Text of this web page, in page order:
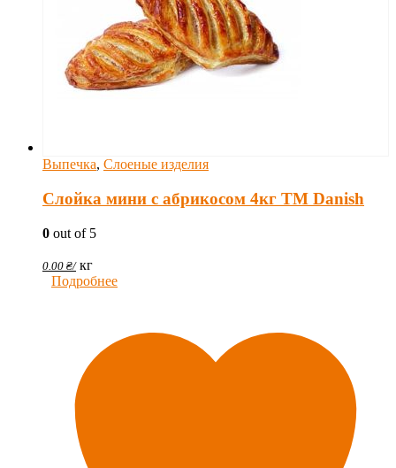
Выпечка, Слоеные изделия
Слойка мини с абрикосом 4кг ТМ Danish
0 out of 5
0.00 ₴/ кг
Подробнее